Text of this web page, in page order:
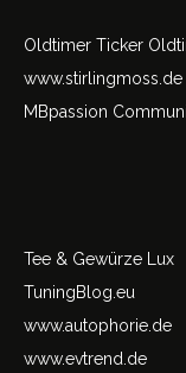
Oldtimer Ticker
www.stirlingmoss.de
MBpassion
Tee & Gewürze Lux
TuningBlog.eu
www.autophorie.de
www.evtrend.de